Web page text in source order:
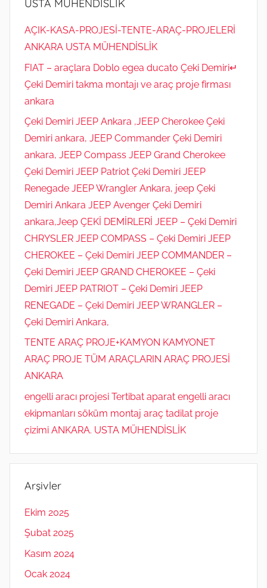
USTA MÜHENDİSLİK
AÇIK-KASA-PROJESİ-TENTE-ARAÇ-PROJELERİ
ANKARA USTA MÜHENDİSLİK
FIAT – araçlara Doblo egea ducato Çeki Demiri↵
Çeki Demiri takma montajı ve araç proje firması
ankara
Çeki Demiri JEEP Ankara ,JEEP Cherokee Çeki
Demiri ankara, JEEP Commander Çeki Demiri
ankara, JEEP Compass JEEP Grand Cherokee
Çeki Demiri JEEP Patriot Çeki Demiri JEEP
Renegade JEEP Wrangler Ankara, jeep Çeki
Demiri Ankara JEEP Avenger Çeki Demiri
ankara,Jeep ÇEKİ DEMİRLERİ JEEP – Çeki Demiri
CHRYSLER JEEP COMPASS – Çeki Demiri JEEP
CHEROKEE – Çeki Demiri JEEP COMMANDER –
Çeki Demiri JEEP GRAND CHEROKEE – Çeki
Demiri JEEP PATRIOT – Çeki Demiri JEEP
RENEGADE – Çeki Demiri JEEP WRANGLER –
Çeki Demiri Ankara,
TENTE ARAÇ PROJE+KAMYON KAMYONET
ARAÇ PROJE TÜM ARAÇLARIN ARAÇ PROJESİ
ANKARA
engelli aracı projesi Tertibat aparat engelli aracı
ekipmanları söküm montaj araç tadilat proje
çizimi ANKARA. USTA MÜHENDİSLİK
Arşivler
Ekim 2025
Şubat 2025
Kasım 2024
Ocak 2024